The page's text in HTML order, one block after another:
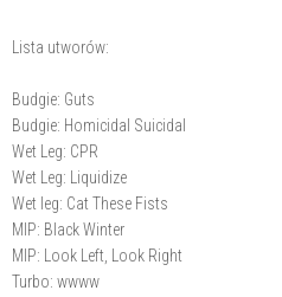
Lista utworów:
Budgie: Guts
Budgie: Homicidal Suicidal
Wet Leg: CPR
Wet Leg: Liquidize
Wet leg: Cat These Fists
MIP: Black Winter
MIP: Look Left, Look Right
Turbo: wwww